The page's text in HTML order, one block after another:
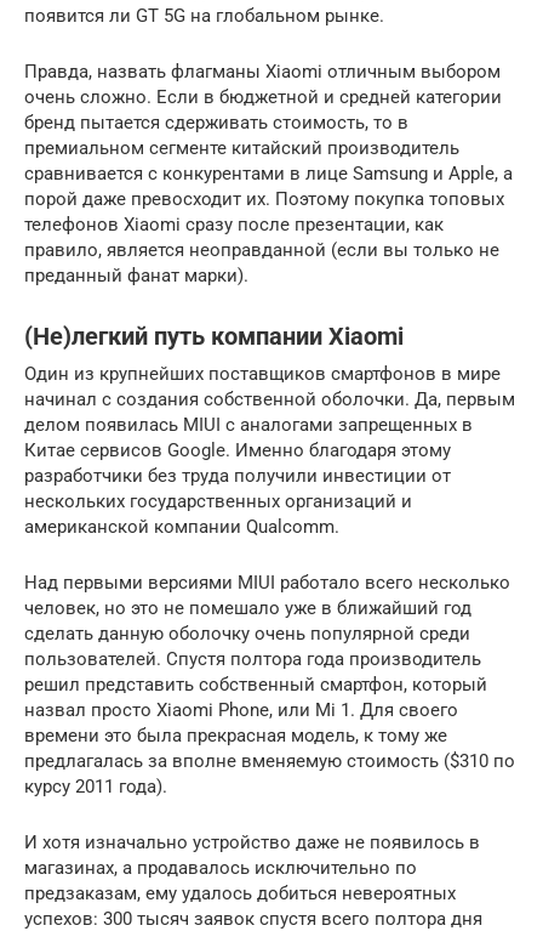
появится ли GT 5G на глобальном рынке.
Правда, назвать флагманы Xiaomi отличным выбором
очень сложно. Если в бюджетной и средней категории
бренд пытается сдерживать стоимость, то в
премиальном сегменте китайский производитель
сравнивается с конкурентами в лице Samsung и Apple, а
порой даже превосходит их. Поэтому покупка топовых
телефонов Xiaomi сразу после презентации, как
правило, является неоправданной (если вы только не
преданный фанат марки).
(Не)легкий путь компании Xiaomi
Один из крупнейших поставщиков смартфонов в мире
начинал с создания собственной оболочки. Да, первым
делом появилась MIUI с аналогами запрещенных в
Китае сервисов Google. Именно благодаря этому
разработчики без труда получили инвестиции от
нескольких государственных организаций и
американской компании Qualcomm.
Над первыми версиями MIUI работало всего несколько
человек, но это не помешало уже в ближайший год
сделать данную оболочку очень популярной среди
пользователей. Спустя полтора года производитель
решил представить собственный смартфон, который
назвал просто Xiaomi Phone, или Mi 1. Для своего
времени это была прекрасная модель, к тому же
предлагалась за вполне вменяемую стоимость ($310 по
курсу 2011 года).
И хотя изначально устройство даже не появилось в
магазинах, а продавалось исключительно по
предзаказам, ему удалось добиться невероятных
успехов: 300 тысяч заявок спустя всего полтора дня